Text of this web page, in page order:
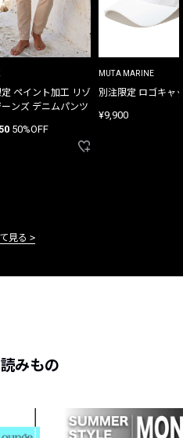
ペイント加工 リゾ
ンズ デニムパンツ
50%OFF
MUTA MARINE
別注限定 ロゴキャ
¥9,900
見る
みもの